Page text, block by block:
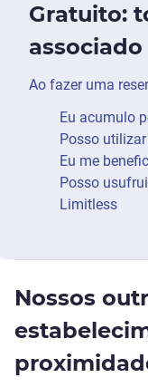
Gratuito:
associado
Ao fazer uma
Eu acumulo
Posso
Eu me
Posso
Limitless
Nossos